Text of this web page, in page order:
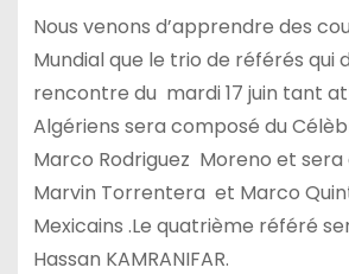
Nous venons d’apprendre des
Mundial que le trio de référés qui
rencontre du mardi 17 juin tant
Algériens sera composé du
Marco Rodriguez Moreno et sera
Marvin Torrentera et Marco
Mexicains .Le quatrième référé
Hassan KAMRANIFAR.